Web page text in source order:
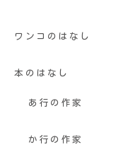
ワンコのはなし
本のはなし
あ行の作家
か行の作家